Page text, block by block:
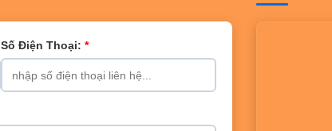
Số Điện Thoại: *